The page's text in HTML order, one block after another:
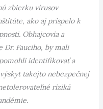
zbierku vírusov
ako aj prispelo k
Obhajcovia a
Dr. Fauciho, by mali
identifikovať a
takejto nebezpečnej
riziká